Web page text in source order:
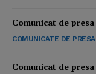
Comunicat de presa
COMUNICATE DE PRESA
Comunicat de presa